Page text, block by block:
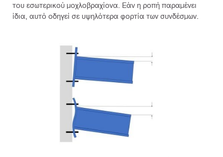
του εσωτερικού μοχλοβραχίονα. Εάν η ροπή παραμένει
ίδια, αυτό οδηγεί σε υψηλότερα φορτία των συνδέσμων.